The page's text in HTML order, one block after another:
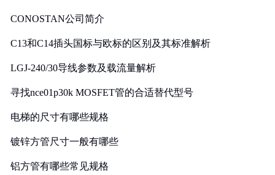
CONOSTAN公司简介
C13和C14插头国标与欧标的区别及其标准解析
LGJ-240/30导线参数及载流量解析
寻找nce01p30k MOSFET管的合适替代型号
电梯的尺寸有哪些规格
镀锌方管尺寸一般有哪些
铝方管有哪些常见规格